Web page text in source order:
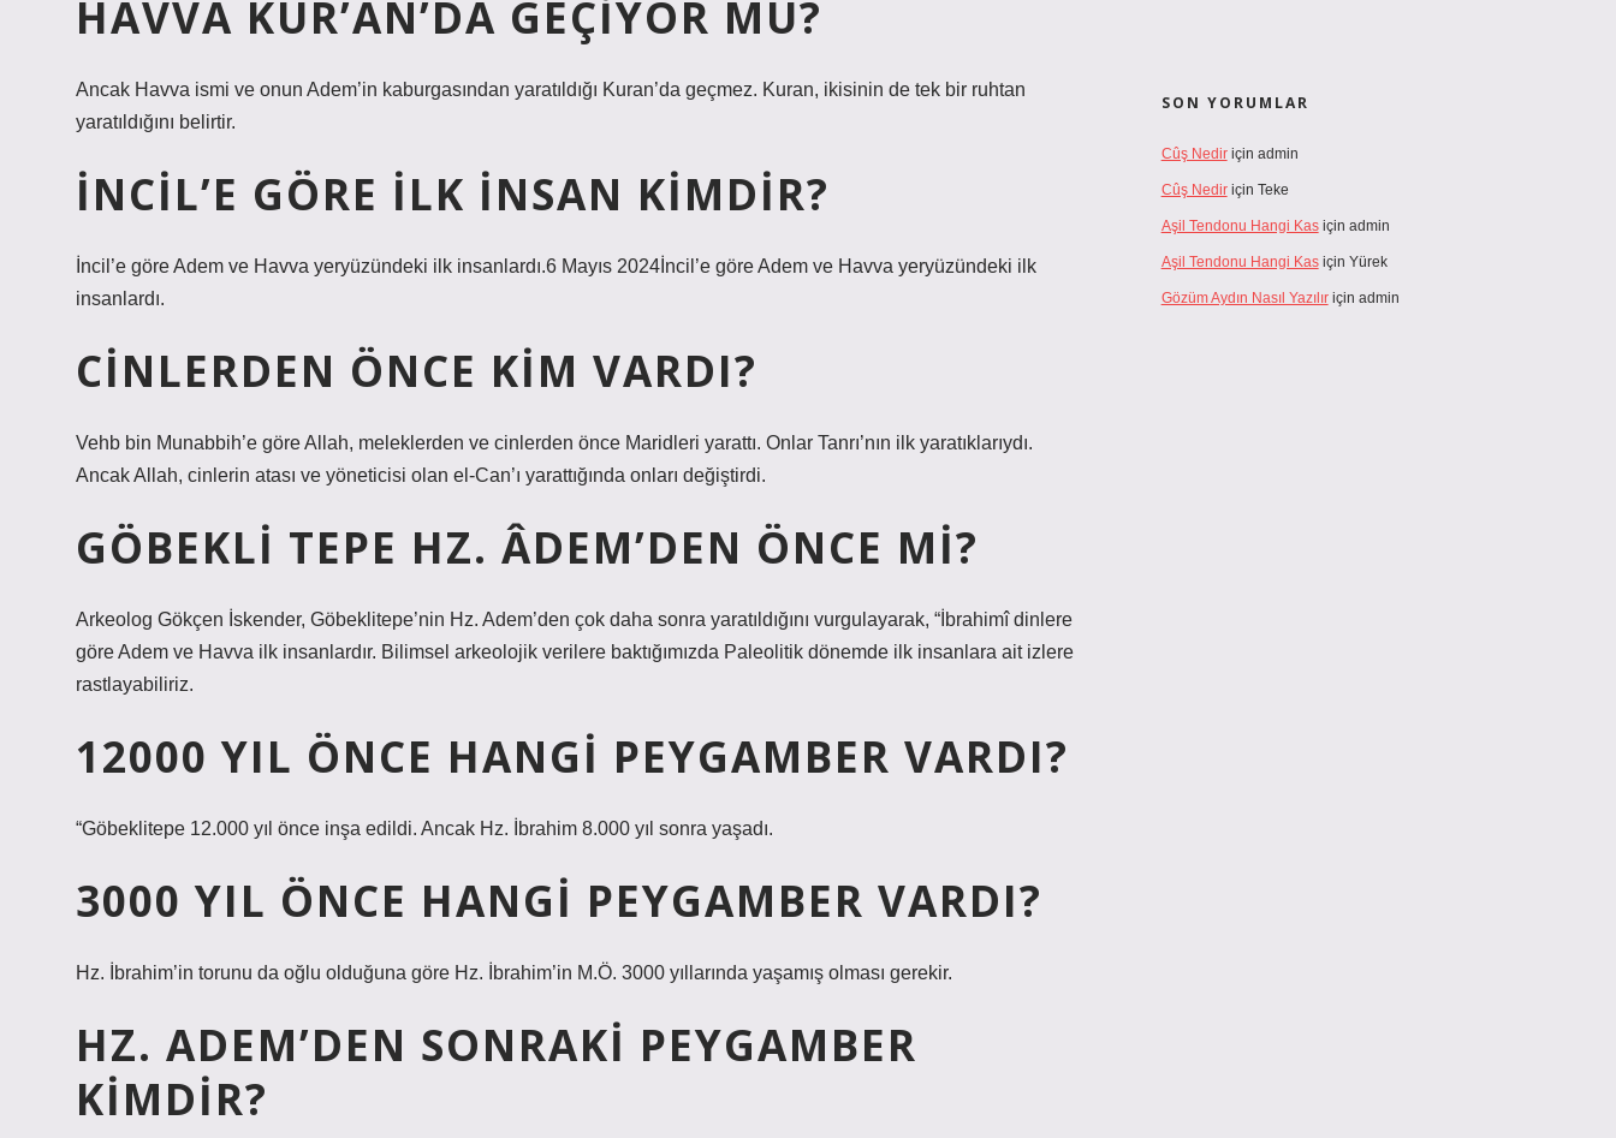
HAVVA KUR’AN’DA GEÇIYOR MU?
Ancak Havva ismi ve onun Adem’in kaburgasından yaratıldığı Kuran’da geçmez. Kuran, ikisinin de tek bir ruhtan
yaratıldığını belirtir.
İNCIL’E GÖRE ILK INSAN KIMDIR?
İncil’e göre Adem ve Havva yeryüzündeki ilk insanlardı.6 Mayıs 2024İncil’e göre Adem ve Havva yeryüzündeki ilk
insanlardı.
CINLERDEN ÖNCE KIM VARDI?
Vehb bin Munabbih’e göre Allah, meleklerden ve cinlerden önce Maridleri yarattı. Onlar Tanrı’nın ilk yaratıklarıydı.
Ancak Allah, cinlerin atası ve yöneticisi olan el-Can’ı yarattığında onları değiştirdi.
GÖBEKLI TEPE HZ. ÂDEM’DEN ÖNCE MI?
Arkeolog Gökçen İskender, Göbeklitepe’nin Hz. Adem’den çok daha sonra yaratıldığını vurgulayarak, “İbrahimî dinlere
göre Adem ve Havva ilk insanlardır. Bilimsel arkeolojik verilere baktığımızda Paleolitik dönemde ilk insanlara ait izlere
rastlayabiliriz.
12000 YIL ÖNCE HANGI PEYGAMBER VARDI?
“Göbeklitepe 12.000 yıl önce inşa edildi. Ancak Hz. İbrahim 8.000 yıl sonra yaşadı.
3000 YIL ÖNCE HANGI PEYGAMBER VARDI?
Hz. İbrahim’in torunu da oğlu olduğuna göre Hz. İbrahim’in M.Ö. 3000 yıllarında yaşamış olması gerekir.
HZ. ADEM’DEN SONRAKI PEYGAMBER
KIMDIR?
SON YORUMLAR
Cûş Nediriçin admin
Cûş Nediriçin Teke
Aşil Tendonu Hangi Kasiçin admin
Aşil Tendonu Hangi Kasiçin Yürek
Gözüm Aydın Nasıl Yazılıriçin admin